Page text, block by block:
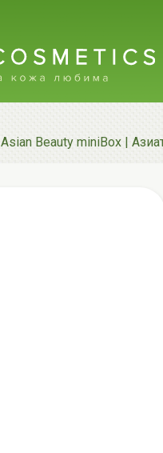
Asian Beauty miniBox |